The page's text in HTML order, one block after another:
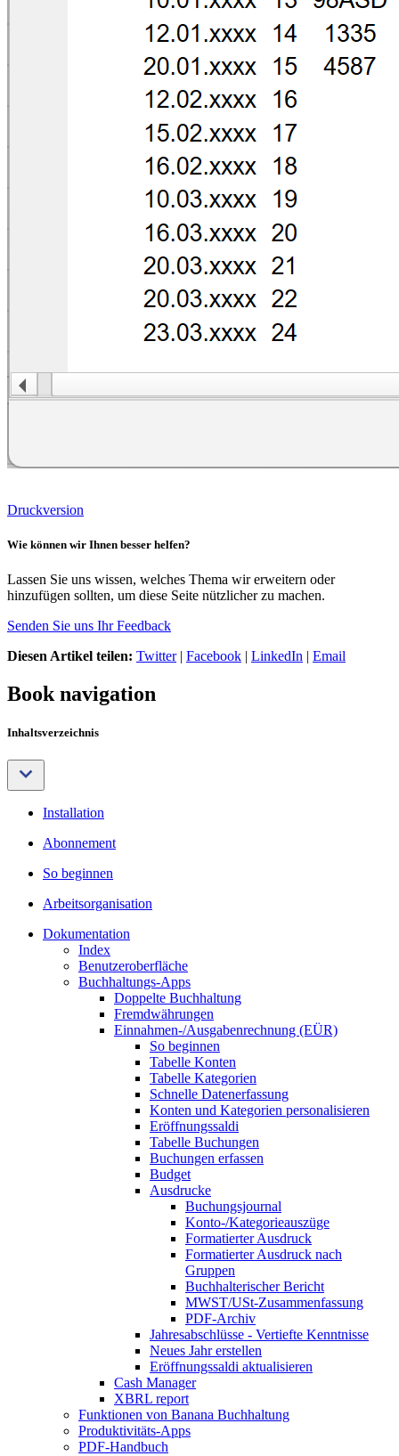
Druckversion
Wie können wir Ihnen besser helfen?
Lassen Sie uns wissen, welches Thema wir erweitern oder
hinzufügen sollten, um diese Seite nützlicher zu machen.
Senden Sie uns Ihr Feedback
Diesen Artikel teilen: Twitter| Facebook | LinkedIn | Email
Book navigation
Inhaltsverzeichnis
Installation
Abonnement
So beginnen
Arbeitsorganisation
Dokumentation
Index
Benutzeroberfläche
Buchhaltungs-Apps
Doppelte Buchhaltung
Fremdwährungen
Einnahmen-/Ausgabenrechnung (EÜR)
So beginnen
Tabelle Konten
Tabelle Kategorien
Schnelle Datenerfassung
Konten und Kategorien personalisieren
Eröffnungssaldi
Tabelle Buchungen
Buchungen erfassen
Budget
Ausdrucke
Buchungsjournal
Konto-/Kategorieauszüge
Formatierter Ausdruck
Formatierter Ausdruck nach
Gruppen
Buchhalterischer Bericht
MWST/USt-Zusammenfassung
PDF-Archiv
Jahresabschlüsse - Vertiefte Kenntnisse
Neues Jahr erstellen
Eröffnungssaldi aktualisieren
Cash Manager
XBRL report
Funktionen von Banana Buchhaltung
Produktivitäts-Apps
PDF-Handbuch